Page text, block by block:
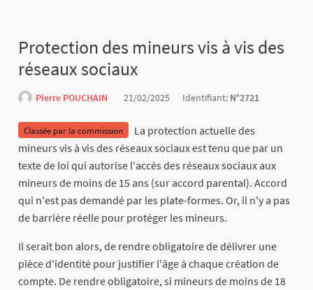
Protection des mineurs vis à vis des
réseaux sociaux
Pierre POUCHAIN 21/02/2025 Identifiant: N°2721
Classée par la commission
La protection actuelle des
mineurs vis à vis des réseaux sociaux est tenu que par un
texte de loi qui autorise l'accès des réseaux sociaux aux
mineurs de moins de 15 ans (sur accord parental). Accord
qui n'est pas demandé par les plate-formes. Or, il n'y a pas
de barrière réelle pour protéger les mineurs.
Il serait bon alors, de rendre obligatoire de délivrer une
pièce d'identité pour justifier l'âge à chaque création de
compte. De rendre obligatoire, si mineurs de moins de 18